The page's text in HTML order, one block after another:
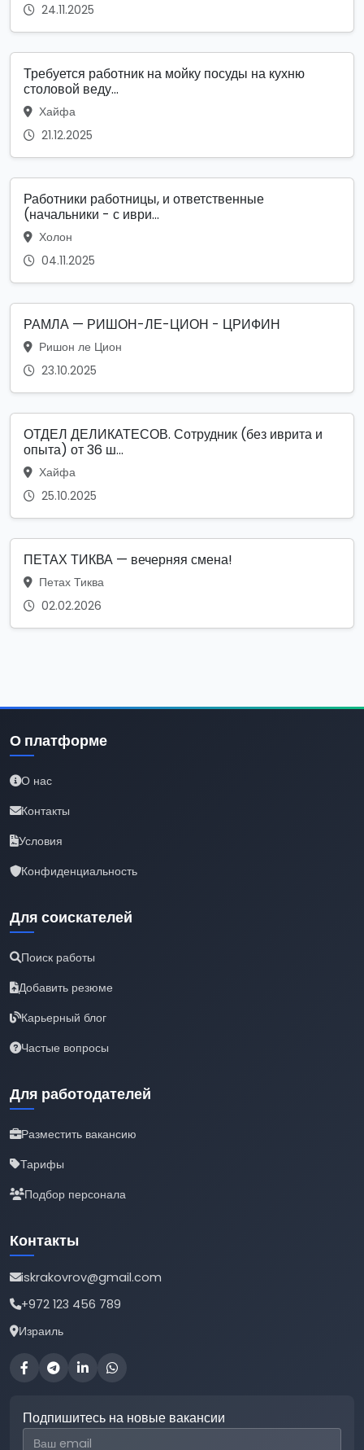
24.11.2025
Требуется работник на мойку посуды на кухню
столовой веду...
Хайфа
21.12.2025
Работники работницы, и ответственные
(начальники - с иври...
Холон
04.11.2025
РАМЛА — РИШОН-ЛЕ-ЦИОН - ЦРИФИН
Ришон ле Цион
23.10.2025
ОТДЕЛ ДЕЛИКАТЕСОВ. Сотрудник (без иврита и
опыта) от 36 ш...
Хайфа
25.10.2025
ПЕТАХ ТИКВА — вечерняя смена!
Петах Тиква
02.02.2026
О платформе
О нас
Контакты
Условия
Конфиденциальность
Для соискателей
Поиск работы
Добавить резюме
Карьерный блог
Частые вопросы
Для работодателей
Разместить вакансию
Тарифы
Подбор персонала
Контакты
iskrakovrov@gmail.com
+972 123 456 789
Израиль
Подпишитесь на новые вакансии
Email для подписки